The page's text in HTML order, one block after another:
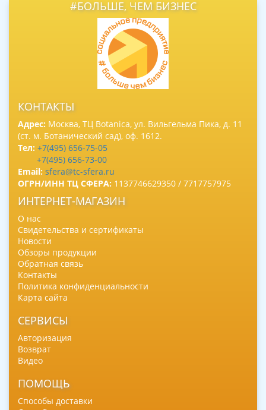
#БОЛЬШЕ, ЧЕМ БИЗНЕС
КОНТАКТЫ
Адрес: Москва, ТЦ Botanica, ул. Вильгельма Пика, д. 11
(ст. м. Ботанический сад), оф. 1612.
Тел: +7(495) 656-75-05
+7(495) 656-73-00
Email: sfera@tc-sfera.ru
ОГРН/ИНН ТЦ СФЕРА: 1137746629350 / 7717757975
ИНТЕРНЕТ-МАГАЗИН
О нас
Свидетельства и сертификаты
Новости
Обзоры продукции
Обратная связь
Контакты
Политика конфиденциальности
Карта сайта
СЕРВИСЫ
Авторизация
Возврат
Видео
ПОМОЩЬ
Способы доставки